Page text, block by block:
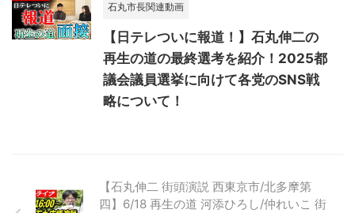
石丸市長関連動画
【日テレついに報道！】石丸伸二の
再生の道の最終選考を紹介！2025都
議会議員選挙に向けて各党のSNS戦
略について！
【石丸伸二 街頭演説 西東京市/北多摩第
四】6/18 再生の道 河添ひろし/仲れいこ 街